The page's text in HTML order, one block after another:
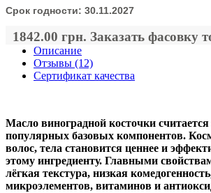
Срок годности: 30.11.2027
1842.00 грн. Заказать фасовку
Описание
Отзывы (12)
Сертификат качества
Масло виноградной косточки
популярных базовых компонентов.
волос, тела становится ценнее и
этому ингредиенту. Главными
лёгкая текстура, низкая
микроэлементов, витаминов и